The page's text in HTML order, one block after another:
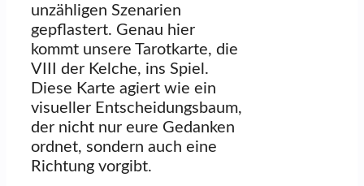
unzähligen Szenarien
gepflastert. Genau hier
kommt unsere Tarotkarte, die
VIII der Kelche, ins Spiel.
Diese Karte agiert wie ein
visueller Entscheidungsbaum,
der nicht nur eure Gedanken
ordnet, sondern auch eine
Richtung vorgibt.